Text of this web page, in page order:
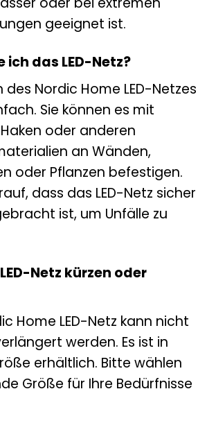
geeignet ist.
das LED-Netz?
Nordic Home LED-Netzes
Sie können es mit
oder anderen
an Wänden,
oder Pflanzen befestigen.
dass das LED-Netz sicher
ist, um Unfälle zu
Netz kürzen oder
Home LED-Netz kann nicht
werden. Es ist in
erhältlich. Bitte wählen
Größe für Ihre Bedürfnisse